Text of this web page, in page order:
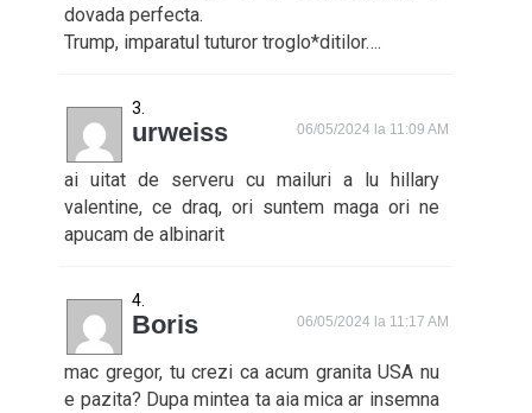
dovada perfecta.
Trump, imparatul tuturor troglo*ditilor….
urweiss 06/05/2024 la 11:09 AM
ai uitat de serveru cu mailuri a lu hillary
valentine, ce draq, ori suntem maga ori ne
apucam de albinarit
Boris 06/05/2024 la 11:17 AM
mac gregor, tu crezi ca acum granita USA nu
e pazita? Dupa mintea ta aia mica ar insemna